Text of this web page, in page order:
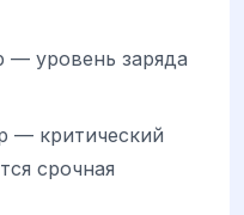
— уровень заряда
— критический
срочная